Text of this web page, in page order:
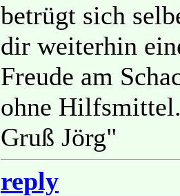
betrügt sich
dir weiterhin
Freude am
ohne
Gruß Jörg"
reply